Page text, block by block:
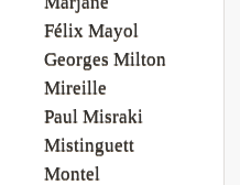
Félix Mayol
Georges Milton
Mireille
Paul Misraki
Mistinguett
Montel